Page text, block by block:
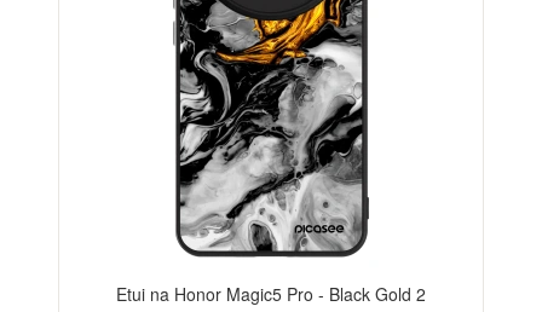
Etui na Honor Magic5 Pro - Black Gold 2